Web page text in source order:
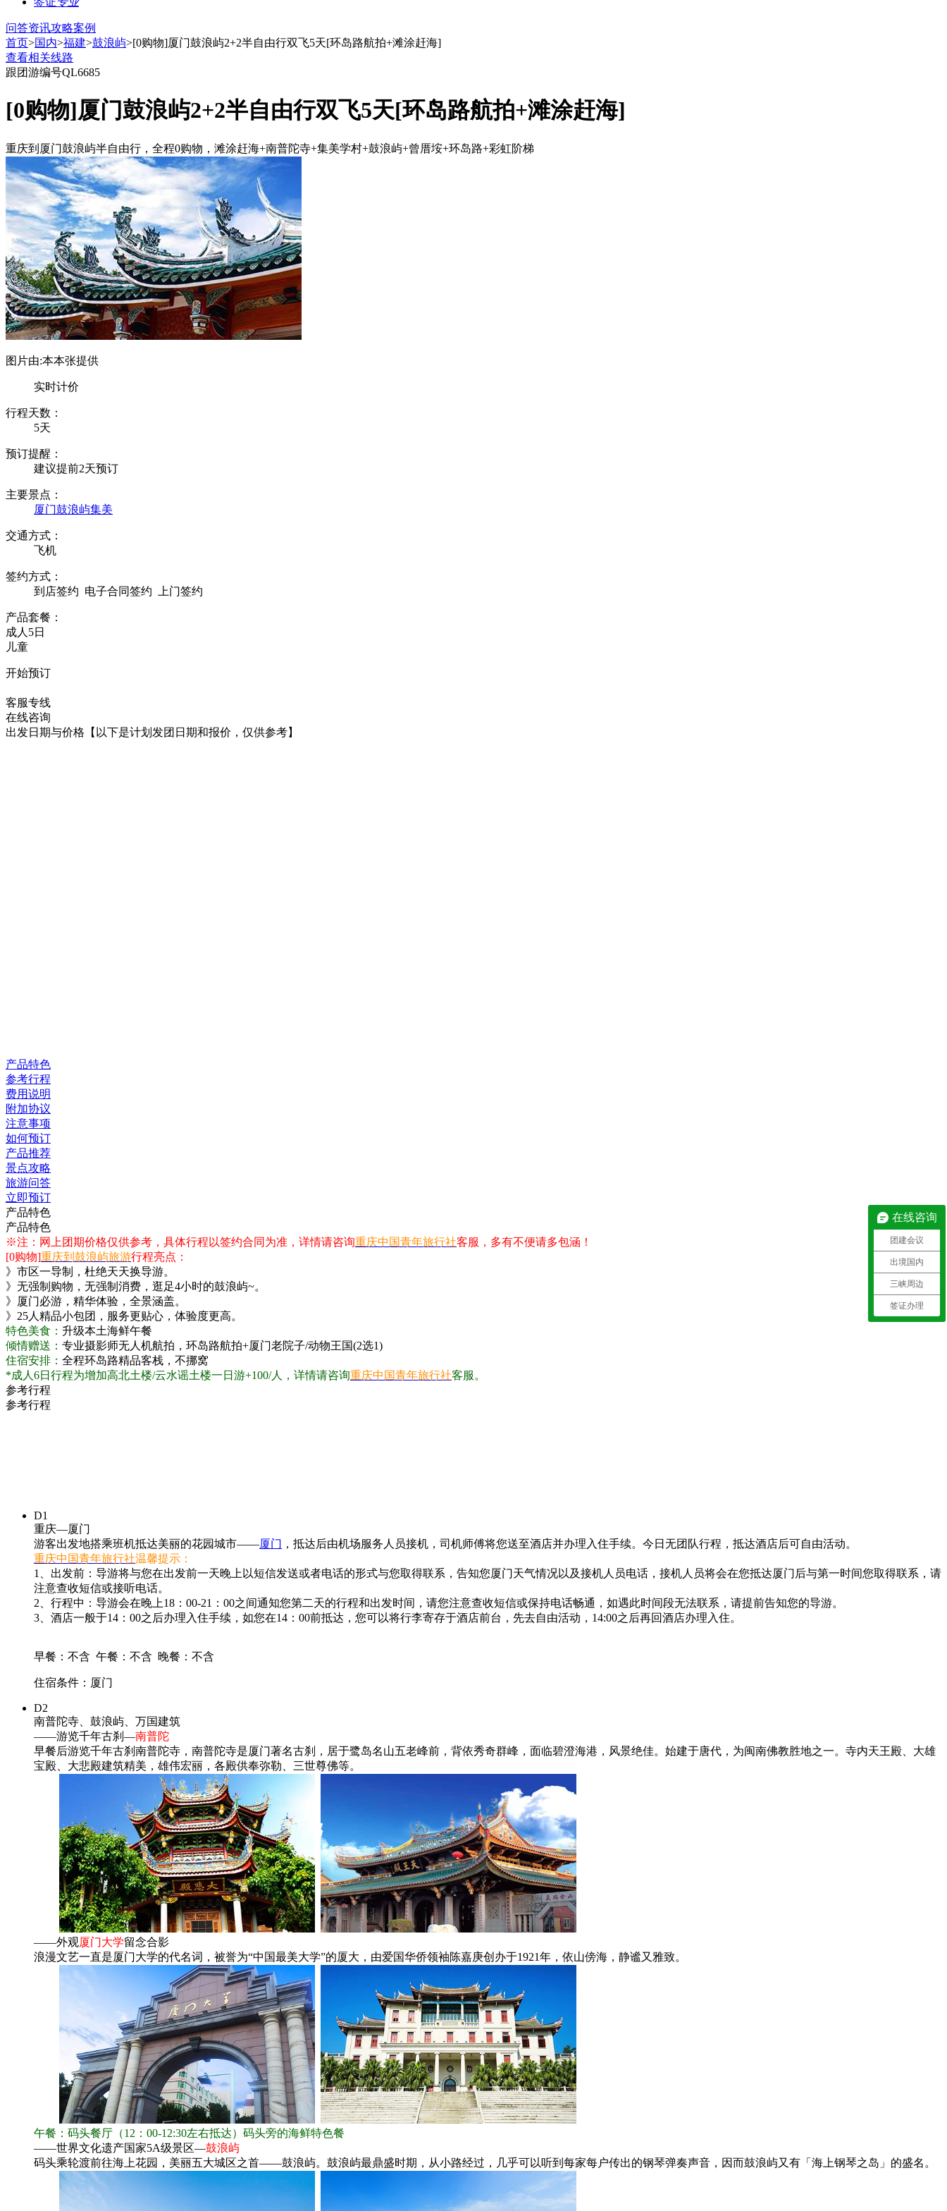
问答资讯攻略案例
首页>国内>福建>鼓浪屿>[0购物]厦门鼓浪屿2+2半自由行双飞5天[环岛路航拍+滩涂赶海]
查看相关线路
跟团游编号QL6685
[0购物]厦门鼓浪屿2+2半自由行双飞5天[环岛路航拍+滩涂赶海]
重庆到厦门鼓浪屿半自由行，全程0购物，滩涂赶海+南普陀寺+集美学村+鼓浪屿+曾厝垵+环岛路+彩虹阶梯
图片由:本本张提供
实时计价
行程天数：
5天
预订提醒：
建议提前2天预订
主要景点：
厦门鼓浪屿集美
交通方式：
飞机
签约方式：
到店签约 电子合同签约 上门签约
产品套餐：
成人5日
儿童
开始预订
客服专线
在线咨询
出发日期与价格 【以下是计划发团日期和报价，仅供参考】
产品特色
参考行程
费用说明
附加协议
注意事项
如何预订
产品推荐
景点攻略
旅游问答
立即预订
产品特色
产品特色
※注：网上团期价格仅供参考，具体行程以签约合同为准，详情请咨询重庆中国青年旅行社客服，多有不便请多包涵！
[0购物]重庆到鼓浪屿旅游行程亮点：
》市区一导制，杜绝天天换导游。
》无强制购物，无强制消费，逛足4小时的鼓浪屿~。
》厦门必游，精华体验，全景涵盖。
》25人精品小包团，服务更贴心，体验度更高。
特色美食： 升级本土海鲜午餐
倾情赠送： 专业摄影师无人机航拍，环岛路航拍+厦门老院子/动物王国(2选1)
住宿安排： 全程环岛路精品客栈，不挪窝
*成人6日行程为增加高北土楼/云水谣土楼一日游+100/人，详情请咨询重庆中国青年旅行社客服。
参考行程
参考行程
D1
重庆—厦门
游客出发地搭乘班机抵达美丽的花园城市——厦门 ，抵达后由机场服务人员接机，司机师傅将您送至酒店并办理入住手续。今日无团队行程，抵达酒店后可自由活动。
重庆中国青年旅行社温馨提示：
1、出发前：导游将与您在出发前一天晚上以短信发送或者电话的形式与您取得联系，告知您厦门天气情况以及接机人员电话，接机人员将会在您抵达厦门后与第一时间您取得联系，请
注意查收短信或接听电话。
2、行程中：导游会在晚上18：00-21：00之间通知您第二天的行程和出发时间，请您注意查收短信或保持电话畅通，如遇此时间段无法联系，请提前告知您的导游。
3、酒店一般于14：00之后办理入住手续，如您在14：00前抵达，您可以将行李寄存于酒店前台，先去自由活动，14:00之后再回酒店办理入住。
早餐：不含 午餐：不含 晚餐：不含
住宿条件：厦门
D2
南普陀寺、鼓浪屿、万国建筑
——游览千年古刹—南普陀
早餐后游览千年古刹南普陀寺，南普陀寺是厦门著名古刹，居于鹭岛名山五老峰前，背依秀奇群峰，面临碧澄海港，风景绝佳。始建于唐代，为闽南佛教胜地之一。寺内天王殿、大雄
宝殿、大悲殿建筑精美，雄伟宏丽，各殿供奉弥勒、三世尊佛等。
——外观厦门大学留念合影
浪漫文艺一直是厦门大学的代名词，被誉为“中国最美大学”的厦大，由爱国华侨领袖陈嘉庚创办于1921年，依山傍海，静谧又雅致。
午餐：码头餐厅（12：00-12:30左右抵达）码头旁的海鲜特色餐
——世界文化遗产国家5A级景区—鼓浪屿
码头乘轮渡前往海上花园，美丽五大城区之首——鼓浪屿。鼓浪屿最鼎盛时期，从小路经过，几乎可以听到每家每户传出的钢琴弹奏声音，因而鼓浪屿又有「海上钢琴之岛」的盛名。
在线咨询
团建会议
出境国内
三峡周边
签证办理